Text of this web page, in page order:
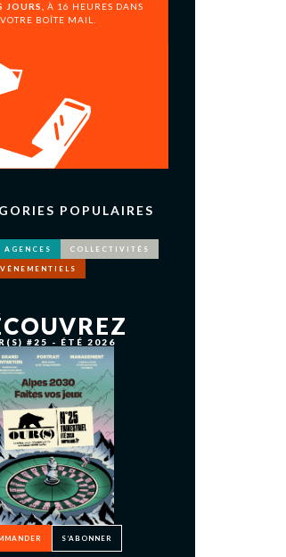
JOURS,
À 16 HEURES DANS
VOTRE BOÎTE MAIL.
POPULAIRES
AGENCES COLLECTIVITÉS
#25 - ÉTÉ 2026
S’ABONNER